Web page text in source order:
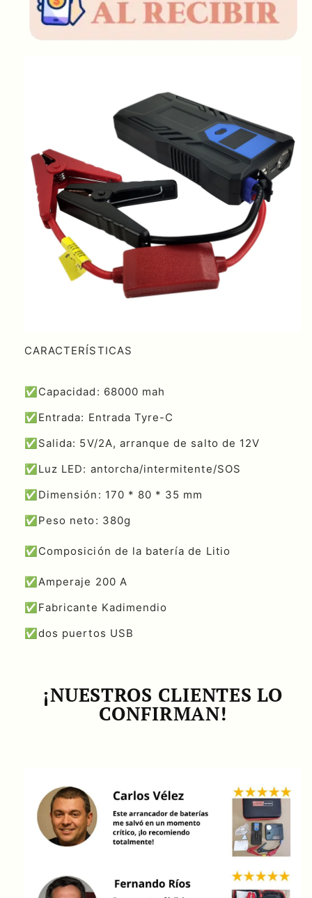
CARACTERÍSTICAS
✅Capacidad: 68000 mah
✅Entrada: Entrada Tyre-C
✅Salida: 5V/2A, arranque de salto de 12V
✅Luz LED: antorcha/intermitente/SOS
✅Dimensión: 170 * 80 * 35 mm
✅Peso neto: 380g
✅Composición de la batería de Litio
✅Amperaje 200 A
✅Fabricante Kadimendio
✅dos puertos USB
¡NUESTROS CLIENTES LO
CONFIRMAN!